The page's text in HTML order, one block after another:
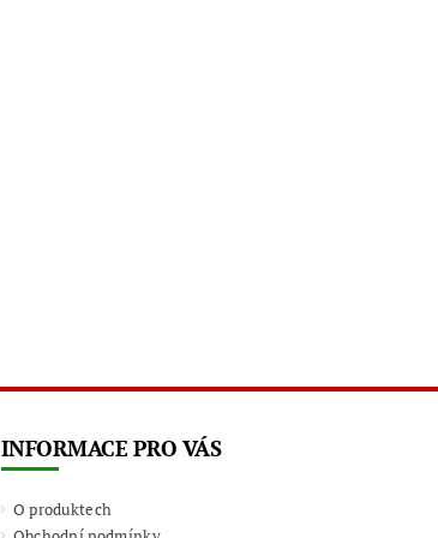
INFORMACE PRO VÁS
O produktech